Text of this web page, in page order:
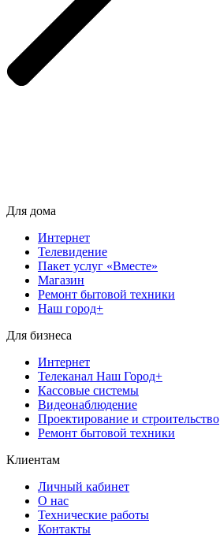
Для дома
Интернет
Телевидение
Пакет услуг «Вместе»
Магазин
Ремонт бытовой техники
Наш город+
Для бизнеса
Интернет
Телеканал Наш Город+
Кассовые системы
Видеонаблюдение
Проектирование и строительство
Ремонт бытовой техники
Клиентам
Личный кабинет
О нас
Технические работы
Контакты